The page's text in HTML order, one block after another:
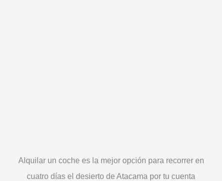
Alquilar un coche es la mejor opción para recorrer en
cuatro días el desierto de Atacama por tu cuenta